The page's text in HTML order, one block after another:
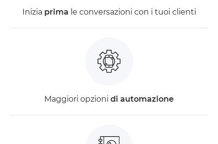
Inizia prima le conversazioni con i tuoi clienti
Maggiori opzioni di automazione